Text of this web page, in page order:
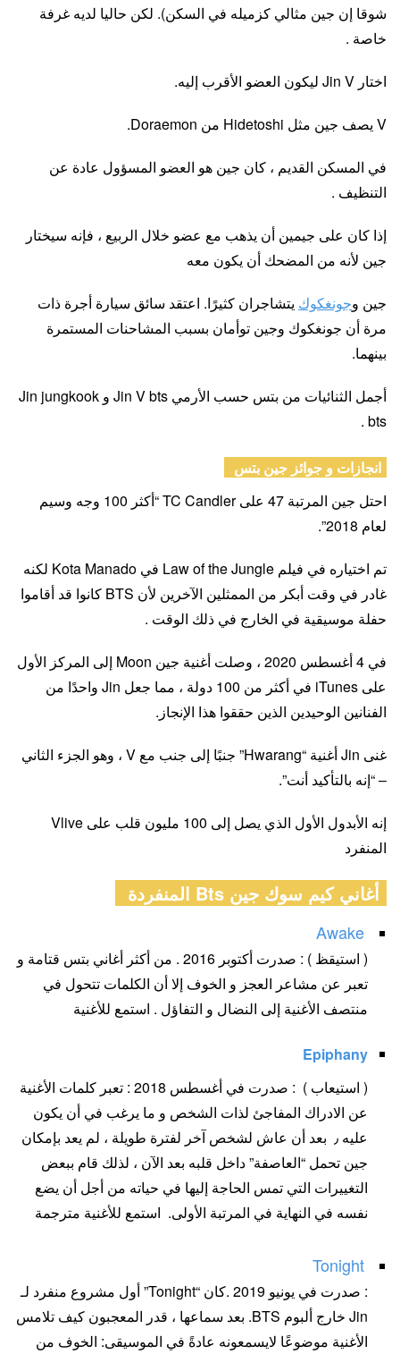
شوقا إن جين مثالي كزميله في السكن). لكن حاليا لديه غرفة
خاصة .
اختار Jin V ليكون العضو الأقرب إليه.
V يصف جين مثل Hidetoshi من Doraemon.
في المسكن القديم ، كان جين هو العضو المسؤول عادة عن
التنظيف .
إذا كان على جيمين أن يذهب مع عضو خلال الربيع ، فإنه سيختار
جين لأنه من المضحك أن يكون معه
جين وجونغكوك يتشاجران كثيرًا. اعتقد سائق سيارة أجرة ذات
مرة أن جونغكوك وجين توأمان بسبب المشاحنات المستمرة
بينهما.
أجمل الثنائيات من بتس حسب الأرمي Jin V bts و Jin jungkook
bts .
انجازات و جوائز جين بتس
احتل جين المرتبة 47 على TC Candler “أكثر 100 وجه وسيم
لعام 2018”.
تم اختياره في فيلم Law of the Jungle في Kota Manado لكنه
غادر في وقت أبكر من الممثلين الآخرين لأن BTS كانوا قد أقاموا
حفلة موسيقية في الخارج في ذلك الوقت .
في 4 أغسطس 2020 ، وصلت أغنية جين Moon إلى المركز الأول
على iTunes في أكثر من 100 دولة ، مما جعل Jin واحدًا من
الفنانين الوحيدين الذين حققوا هذا الإنجاز.
غنى Jin أغنية “Hwarang” جنبًا إلى جنب مع V ، وهو الجزء الثاني
– “إنه بالتأكيد أنت”.
إنه الأبدول الأول الذي يصل إلى 100 مليون قلب على Vlive
المنفرد
أغاني كيم سوك جين Bts المنفردة
Awake
( استيقظ ) : صدرت أكتوبر 2016 . من أكثر أغاني بتس قتامة و
تعبر عن مشاعر العجز و الخوف إلا أن الكلمات تتحول في
منتصف الأغنية إلى النضال و التفاؤل . استمع للأغنية
Epiphany
( استيعاب ) : صدرت في أغسطس 2018 : تعبر كلمات الأغنية
عن الادراك المفاجئ لذات الشخص و ما يرغب في أن يكون
عليه ٫ بعد أن عاش لشخص آخر لفترة طويلة ، لم يعد بإمكان
جين تحمل “العاصفة” داخل قلبه بعد الآن ، لذلك قام ببعض
التغييرات التي تمس الحاجة إليها في حياته من أجل أن يضع
نفسه في النهاية في المرتبة الأولى. استمع للأغنية مترجمة
Tonight
: صدرت في يونيو 2019 .كان “Tonight” أول مشروع منفرد لـ
Jin خارج ألبوم BTS. بعد سماعها ، قدر المعجبون كيف تلامس
الأغنية موضوعًا لايسمعونه عادةً في الموسيقى: الخوف من